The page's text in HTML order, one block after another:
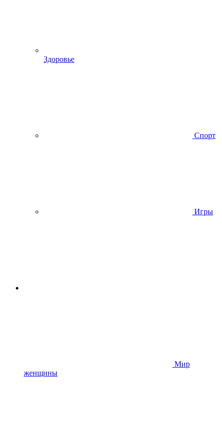
Здоровье
Спорт
Игры
Мир
женщины